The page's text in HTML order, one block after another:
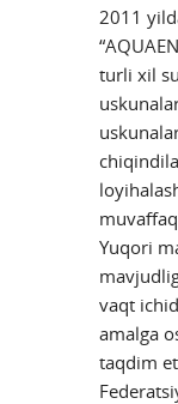
2011
turli xil
Yuqori
vaqt
amalga
taqdim